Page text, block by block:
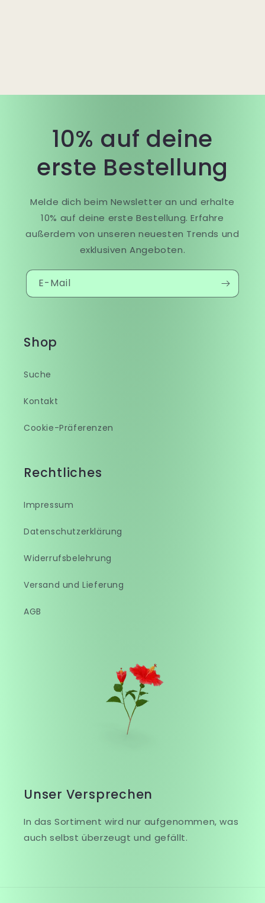
10% auf deine
erste Bestellung
Melde dich beim Newsletter an und erhalte
10% auf deine erste Bestellung. Erfahre
außerdem von unseren neuesten Trends und
exklusiven Angeboten.
E-Mail
Shop
Suche
Kontakt
Cookie-Präferenzen
Rechtliches
Impressum
Datenschutzerklärung
Widerrufsbelehrung
Versand und Lieferung
AGB
Unser Versprechen
In das Sortiment wird nur aufgenommen, was
auch selbst überzeugt und gefällt.